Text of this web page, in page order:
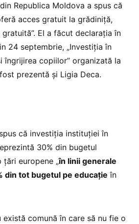
Republica Moldova a spus că
acces gratuit la grădiniță,
El a făcut declarația în
24 septembrie, „Investiția în
îngrijirea copiilor” organizată la
prezentă și Ligia Deca.
că investiția instituției în
30% din bugetul
țări europene „în linii generale
din tot bugetul pe educație în
există comună în care să nu fie o